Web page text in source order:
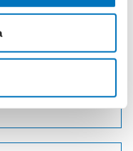
6100 ECO
3G1,5 (AWG16)